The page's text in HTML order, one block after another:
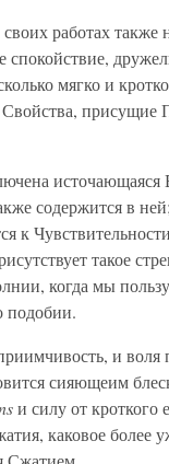
работах
спокойствие,
мягко и
присущие
источающаяся
содержится в
к
такое
когда мы
подобии.
и воля
сияющеим
и силу от кроткого
каковое более